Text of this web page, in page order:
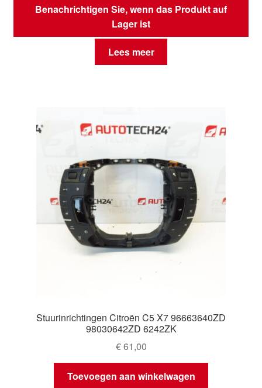
Benachrichtigen Sie, wenn das Produkt auf
Lager ist
Lees meer
Stuurinrichtingen Citroën C5 X7 96663640ZD
98030642ZD 6242ZK
€61,00
Toevoegen aan winkelwagen